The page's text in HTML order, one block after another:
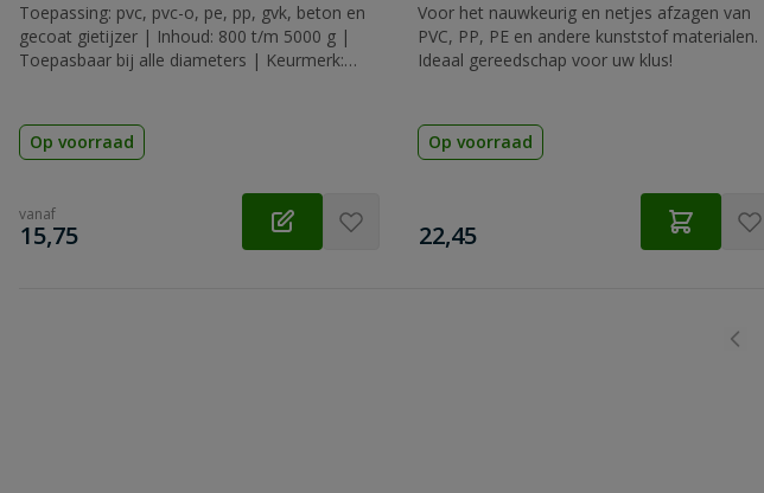
Toepassing: pvc, pvc-o, pe, pp, gvk, beton en
gecoat gietijzer | Inhoud: 800 t/m 5000 g |
Toepasbaar bij alle diameters | Keurmerk:
Op voorraad
vanaf
€
15,75
Voor het nauwkeurig en netjes afzagen van
PVC, PP, PE en andere kunststof materialen.
Ideaal gereedschap voor uw klus!
Op voorraad
€
22,45